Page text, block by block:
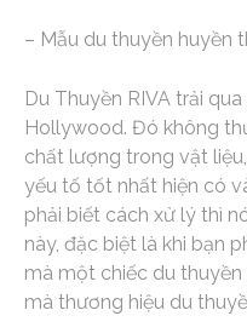
– Mẫu du thuyền huyền
Du Thuyền RIVA trải
Hollywood. Đó không
chất lượng trong vật
yếu tố tốt nhất hiện có
phải biết cách xử lý thì
này, đặc biệt là khi bạn
mà một chiếc du thuyền
mà thương hiệu du